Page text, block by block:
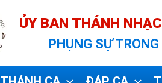
ỦY BAN THÁNH
PHỤNG SỰ TRONG